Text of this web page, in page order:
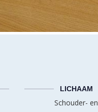
LICHAAM
Schouder- en